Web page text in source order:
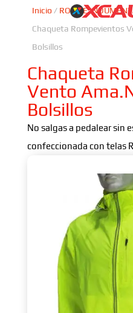
Inicio / ROPA E
Chaqueta Rompevientos
Bolsillos
Chaqueta
Vento
Bolsillos
No salgas a pedalear sin
confeccionada con telas